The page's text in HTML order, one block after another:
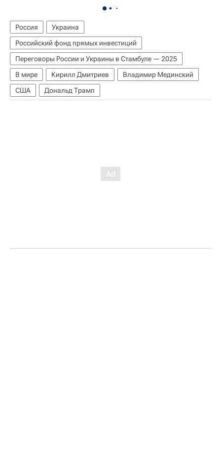
Россия
Украина
Российский фонд прямых инвестиций
Переговоры России и Украины в Стамбуле — 2025
В мире
Кирилл Дмитриев
Владимир Мединский
США
Дональд Трамп